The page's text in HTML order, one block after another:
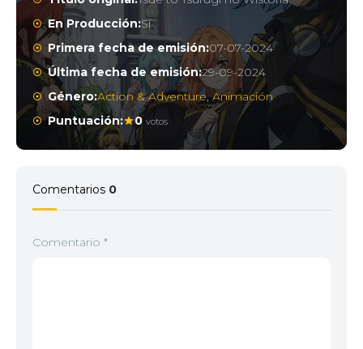
En Producción:Sí
Primera fecha de emisión:07-07-2024
Última fecha de emisión:29-09-2024
Género:Action & Adventure,Animación
Puntuación:
0 votos
Comentarios 0
Comentario *